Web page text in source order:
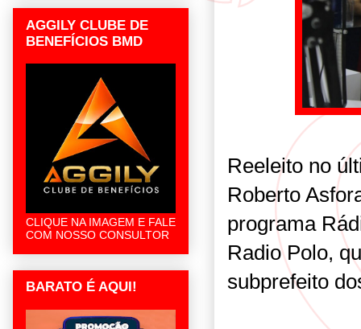
Reeleito no
Roberto
programa
Radio Polo,
subprefeito
AGGILY CLUBE DE
BENEFÍCIOS BMD
CLIQUE NA IMAGEM E FALE
COM NOSSO CONSULTOR
BARATO É AQUI!